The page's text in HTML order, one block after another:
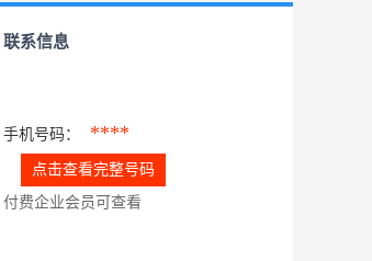
联系信息
手机号码： ****
点击查看完整号码
付费企业会员可查看